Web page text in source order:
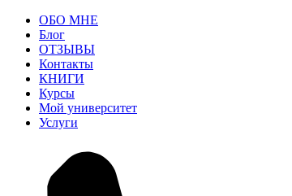
ОБО МНЕ
Блог
ОТЗЫВЫ
Контакты
КНИГИ
Курсы
Мой университет
Услуги